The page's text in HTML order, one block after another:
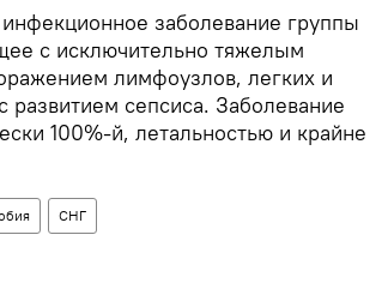
заболевание группы
с исключительно тяжелым
лимфоузлов, легких и
развитием сепсиса. Заболевание
100%-й, летальностью и крайне
СНГ